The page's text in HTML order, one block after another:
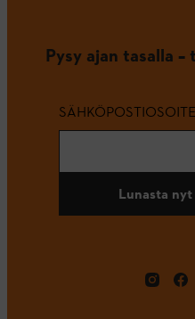
Pysy ajan tasalla
SÄHKÖPOSTIOSOITE
Lunasta